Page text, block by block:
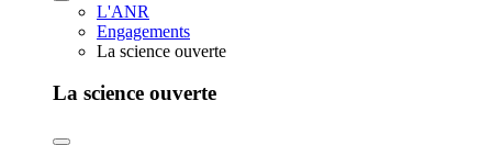
L'ANR
Engagements
La science ouverte
La science ouverte